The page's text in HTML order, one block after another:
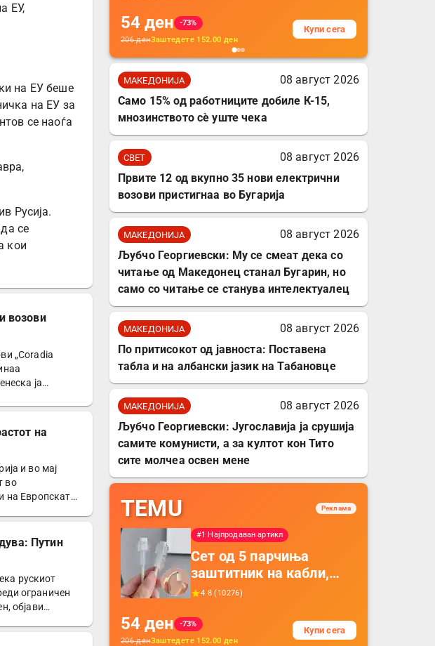
ЕУ,
на ЕУ беше
на ЕУ за
се наоѓа
Русија.
се
кои
возови
„Coradia
ја
на
и во мај
во
на Европската
Путин
рускиот
ограничен
објави…
додатоци за заштита на
кабли, без батерија, за
мобилни телефони,
комплет за заштита на
54 ден
-73%
206денЗаштедете 152.00 ден
Купи сега
МАКЕДОНИЈА
08 август 2026
Само 15% од работниците добиле К-15,
мнозинството сè уште чека
СВЕТ
08 август 2026
Првите 12 од вкупно 35 нови електрични
возови пристигнаа во Бугарија
МАКЕДОНИЈА
08 август 2026
Љубчо Георгиевски: Му се смеат дека со
читање од Македонец станал Бугарин, но
само со читање се станува интелектуалец
МАКЕДОНИЈА
08 август 2026
По притисокот од јавноста: Поставена
табла и на албански јазик на Табановце
МАКЕДОНИЈА
08 август 2026
Љубчо Георгиевски: Југославија ја срушија
самите комунисти, а за култот кон Тито
сите молчеа освен мене
TEMU Реклама
#1 Најпродаван артикл
Сет од 5 парчиња
заштитник на кабли,
прекривка за заштита
додатоци за заштита на
кабли, без батерија, за
4.8 (10276)
54 ден
-73%
206денЗаштедете 152.00 ден
Купи сега